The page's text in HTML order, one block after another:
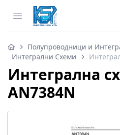
Open menu
Полупроводници и
Интегрални Схеми
Интегрална
AN7384N